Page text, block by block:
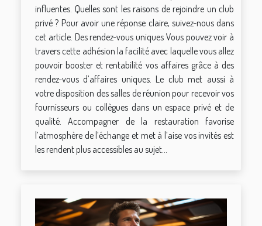
influentes. Quelles sont les raisons de rejoindre un club
privé ? Pour avoir une réponse claire, suivez-nous dans
cet article. Des rendez-vous uniques Vous pouvez voir à
travers cette adhésion la facilité avec laquelle vous allez
pouvoir booster et rentabilité vos affaires grâce à des
rendez-vous d’affaires uniques. Le club met aussi à
votre disposition des salles de réunion pour recevoir vos
fournisseurs ou collègues dans un espace privé et de
qualité. Accompagner de la restauration favorise
l’atmosphère de l’échange et met à l’aise vos invités est
les rendent plus accessibles au sujet...